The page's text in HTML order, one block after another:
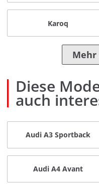
Karoq
Mehr
Diese
auch
Audi A3 Sportback
Audi A4 Avant